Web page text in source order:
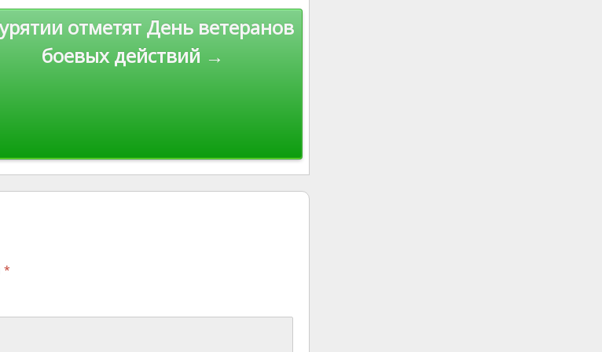
отметят День ветеранов
боевых действий →
*